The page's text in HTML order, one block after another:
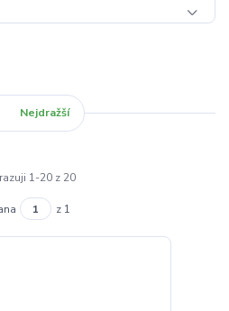
Nejdražší
1-20 z 20
z 1